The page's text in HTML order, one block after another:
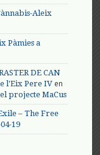
Aleix
Pàmies a
DE CAN
l'Eix Pere IV en
projecte MaCus
– The Free
19